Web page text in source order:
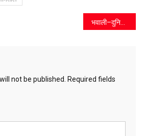
भवाली–दुनिखाल मार्ग हादसे पर सख्त एक्शन: मजिस्ट्रियल जांच के आदेश, 8 जून तक आमजन से मांगे साक्ष्य
not be published. Required fields